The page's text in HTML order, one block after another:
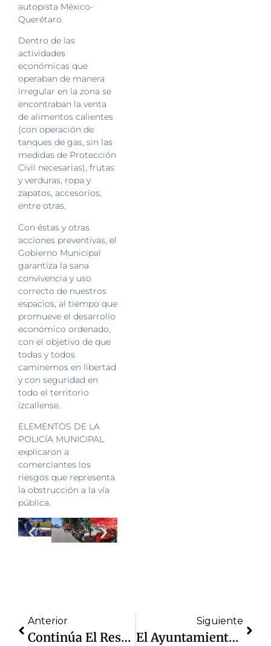
autopista México-
Querétaro.
Dentro de las
actividades
económicas que
operaban de manera
irregular en la zona se
encontraban la venta
de alimentos calientes
(con operación de
tanques de gas, sin las
medidas de Protección
Civil necesarias), frutas
y verduras, ropa y
zapatos, accesorios,
entre otras.
Con éstas y otras
acciones preventivas, el
Gobierno Municipal
garantiza la sana
convivencia y uso
correcto de nuestros
espacios, al tiempo que
promueve el desarrollo
económico ordenado,
con el objetivo de que
todas y todos
caminemos en libertad
y con seguridad en
todo el territorio
izcallense.
ELEMENTOS DE LA
POLICÍA MUNICIPAL
explicaron a
comerciantes los
riesgos que representa
la obstrucción a la vía
pública.
Anterior
Continúa El Rescate Y Dignificación De Espacios Públicos Y Áreas Deportivas En Cuautitlán Izcalli
Siguiente
El Ayuntamiento De Cuautitlán Izcalli Amplió El Plazo De Registro Para Participar En La Elección De Autoridades Auxiliares